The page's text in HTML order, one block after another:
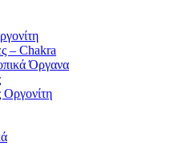
– Chakra
Όργανα